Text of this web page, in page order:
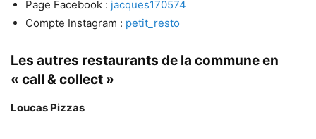
Page Facebook : jacques170574
Compte Instagram : petit_resto
Les autres restaurants de la commune en
« call & collect »
Loucas Pizzas